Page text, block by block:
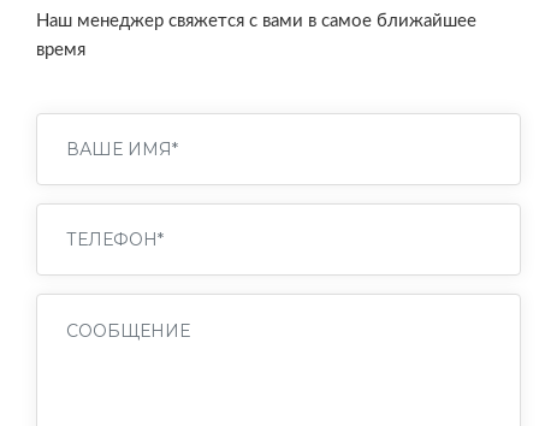
Наш менеджер свяжется с вами в самое ближайшее
время